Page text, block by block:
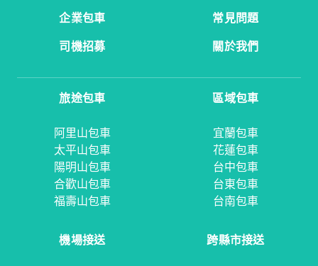
企業包車
常見問題
司機招募
關於我們
旅途包車
阿里山包車
太平山包車
陽明山包車
合歡山包車
福壽山包車
區域包車
宜蘭包車
花蓮包車
台中包車
台東包車
台南包車
機場接送 跨縣市接送